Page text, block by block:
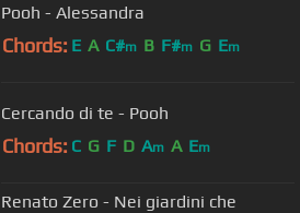
Pooh - Alessandra
Chords: E A C#m B F#m G Em
Cercando di te - Pooh
Chords: C G F D Am A Em
Renato Zero - Nei giardini che